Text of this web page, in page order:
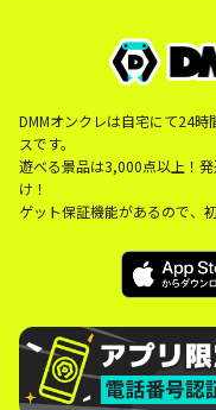
DMMオンクレは自宅にて24
スです。
遊べる景品は3,000点以上！
け！
ゲット保証機能があるので、